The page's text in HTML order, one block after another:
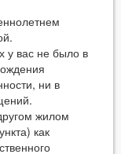
у вас не было в
ни в
жилом
как